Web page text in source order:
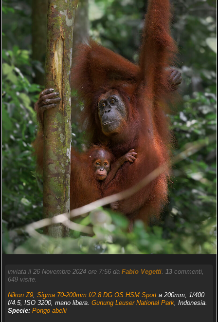
inviata il 26 Novembre 2024 ore 7:56 da Fabio Vegetti. 13commenti,
649 visite.
Nikon Z9, Sigma 70-200mm f/2.8 DG OS HSM Sporta 200mm, 1/400
f/4.5, ISO 3200, mano libera. Gunung Leuser National Park, Indonesia.
Specie: Pongo abelii